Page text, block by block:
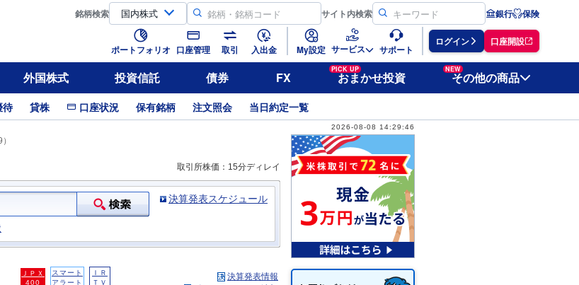
銘柄検索 サイト内検索 銀行 保険
ポートフォリオ 口座管理 取引 入出金 My設定 サービス サポート
ログイン 口座開設
外国株式 投資信託 債券 FX
PICK UP
おまかせ投資
NEW
その他の商品
待 貸株 口座状況 保有銘柄 注文照会 当日約定一覧
2026-08-08 14:29:46
取引所株価：15分ディレイ
決算発表スケジュール
ＪＰＸ
400
スマート
アラート
ＩＲ
ＴＶ
決算発表情報